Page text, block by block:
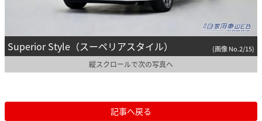
Superior Style（スーペリアスタイル） (画像 No.2/15)
縦スクロールで次の写真へ
記事へ戻る